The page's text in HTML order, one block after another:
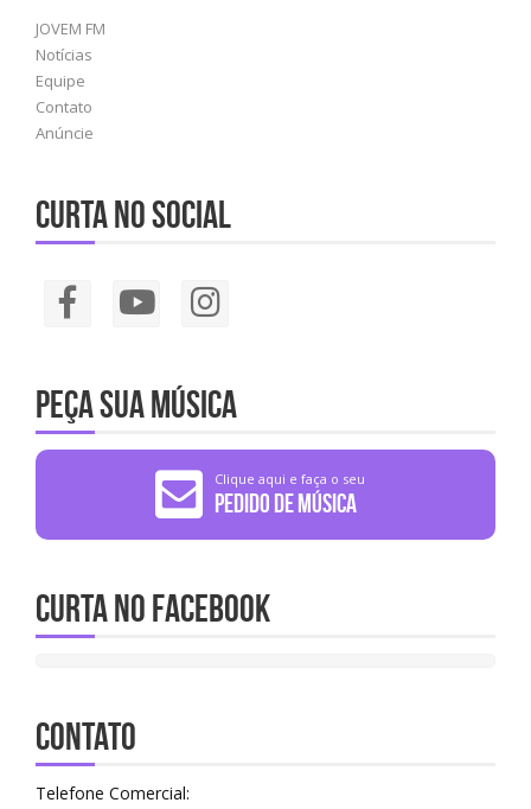
JOVEM FM
Notícias
Equipe
Contato
Anúncie
Curta no social
Peça sua música
Clique aqui e faça o seu
Pedido de Música
Curta no Facebook
CONTATO
Telefone Comercial: